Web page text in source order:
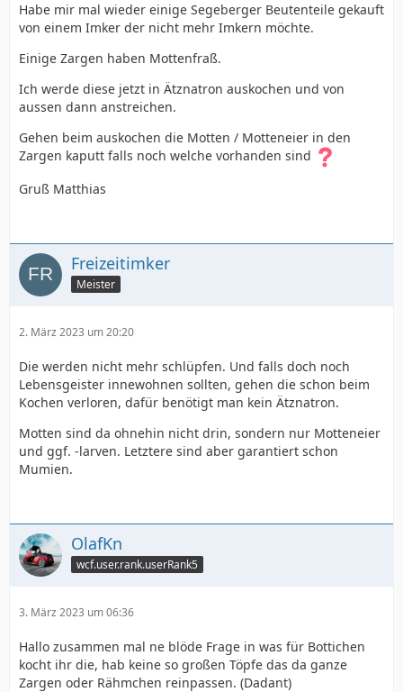
Habe mir mal wieder einige Segeberger Beutenteile gekauft
von einem Imker der nicht mehr Imkern möchte.
Einige Zargen haben Mottenfraß.
Ich werde diese jetzt in Ätznatron auskochen und von
aussen dann anstreichen.
Gehen beim auskochen die Motten / Motteneier in den
Zargen kaputt falls noch welche vorhanden sind
Gruß Matthias
Freizeitimker
Meister
2. März 2023 um 20:20
Die werden nicht mehr schlüpfen. Und falls doch noch
Lebensgeister innewohnen sollten, gehen die schon beim
Kochen verloren, dafür benötigt man kein Ätznatron.
Motten sind da ohnehin nicht drin, sondern nur Motteneier
und ggf. -larven. Letztere sind aber garantiert schon
Mumien.
OlafKn
wcf.user.rank.userRank5
3. März 2023 um 06:36
Hallo zusammen mal ne blöde Frage in was für Bottichen
kocht ihr die, hab keine so großen Töpfe das da ganze
Zargen oder Rähmchen reinpassen. (Dadant)